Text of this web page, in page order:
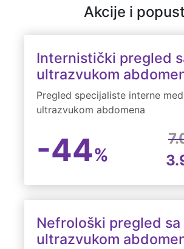
Akcije i
Internistički pregled
ultrazvukom
Pregled specijaliste interne
ultrazvukom abdomena
-44%
Nefrološki pregled sa
ultrazvukom